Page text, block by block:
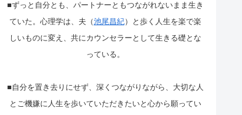
■ずっと自分とも、パートナーともつながれないまま生き
ていた。心理学は、夫（池尾昌紀）と歩く人生を楽で楽
しいものに変え、共にカウンセラーとして生きる礎とな
っている。
■自分を置き去りにせず、深くつながりながら、大切な人
とご機嫌に人生を歩いていただきたいと心から願ってい